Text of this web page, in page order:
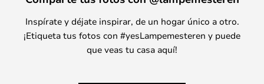
Inspírate y déjate inspirar, de un hogar único a otro.
¡Etiqueta tus fotos con #yesLampemesteren y puede
que veas tu casa aquí!